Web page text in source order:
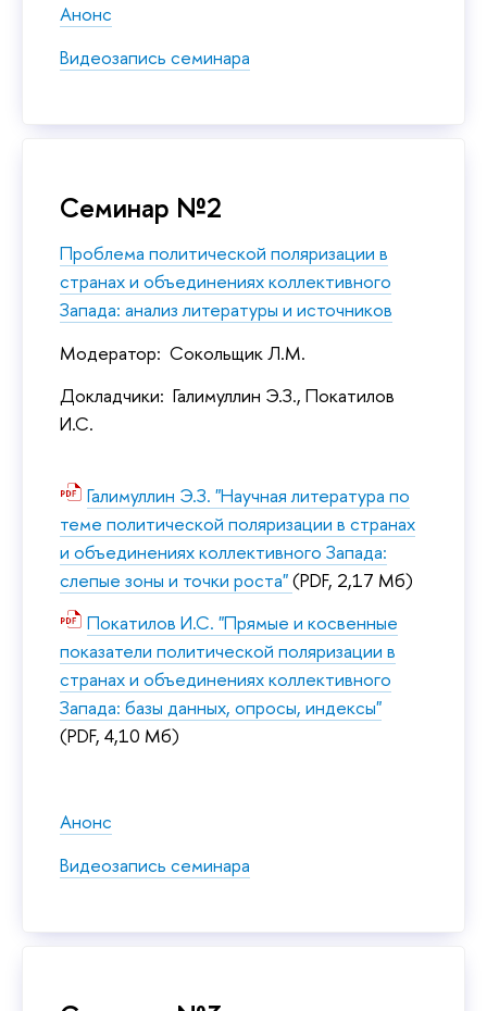
Анонс
Видеозапись семинара
Семинар №2
Проблема политической поляризации в
странах и объединениях коллективного
Запада: анализ литературы и источников
Модератор: Сокольщик Л.М.
Докладчики: Галимуллин Э.З., Покатилов
И.С.
Галимуллин Э.З. "Научная литература по
теме политической поляризации в странах
и объединениях коллективного Запада:
слепые зоны и точки роста"(PDF, 2,17 Мб)
Покатилов И.С. "Прямые и косвенные
показатели политической поляризации в
странах и объединениях коллективного
Запада: базы данных, опросы, индексы"
(PDF, 4,10 Мб)
Анонс
Видеозапись семинара